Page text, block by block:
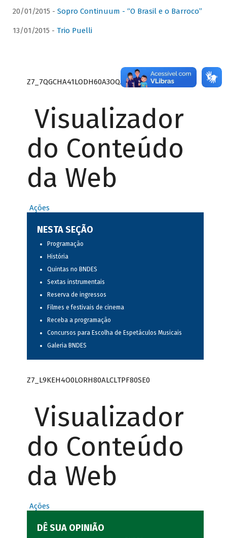
20/01/2015 - Sopro Continuum - “O Brasil e o Barroco”
13/01/2015 - Trio Puelli
Z7_7QGCHA41LODH60A3OQA8RN1415
Visualizador
do Conteúdo
da Web
Ações
NESTA SEÇÃO
Programação
História
Quintas no BNDES
Sextas instrumentais
Reserva de ingressos
Filmes e festivais de cinema
Receba a programação
Concursos para Escolha de Espetáculos Musicais
Galeria BNDES
Z7_L9KEH4O0LORH80ALCLTPF80SE0
Visualizador
do Conteúdo
da Web
Ações
DÊ SUA OPINIÃO